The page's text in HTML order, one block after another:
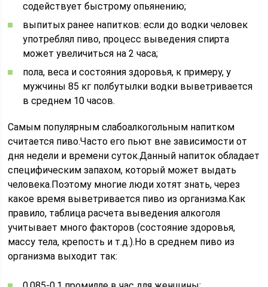
содействует быстрому опьянению;
выпитых ранее напитков: если до водки человек
употреблял пиво, процесс выведения спирта
может увеличиться на 2 часа;
пола, веса и состояния здоровья, к примеру, у
мужчины 85 кг полбутылки водки выветривается
в среднем 10 часов.
Самым популярным слабоалкогольным напитком
считается пиво.Часто его пьют вне зависимости от
дня недели и времени суток.Данный напиток обладает
специфическим запахом, который может выдать
человека.Поэтому многие люди хотят знать, через
какое время выветривается пиво из организма.Как
правило, таблица расчета выведения алкоголя
учитывает много факторов (состояние здоровья,
массу тела, крепость и т.д.).Но в среднем пиво из
организма выходит так: